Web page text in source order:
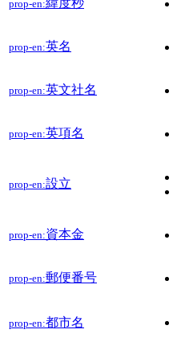
prop-en:
prop-en:英名
prop-en:英文社名
prop-en:英項名
prop-en:設立
prop-en:資本金
prop-en:郵便番号
prop-en:都市名